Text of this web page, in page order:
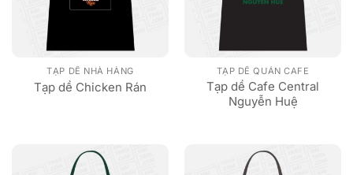
TẠP DỀ NHÀ HÀNG
Tạp dề Chicken Rán
TẠP DỀ QUÁN CAFE
Tạp dề Cafe Central
Nguyễn Huệ